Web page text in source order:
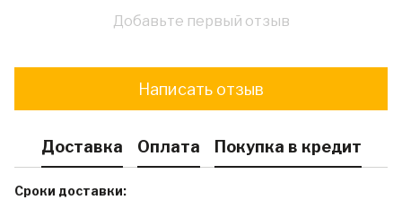
Добавьте первый отзыв
Написать отзыв
Доставка Оплата Покупка в кредит
Сроки доставки: